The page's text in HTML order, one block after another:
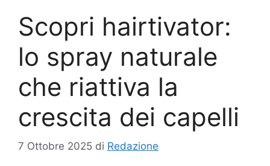
Scopri hairtivator:
lo spray naturale
che riattiva la
crescita dei capelli
7 Ottobre 2025 di Redazione